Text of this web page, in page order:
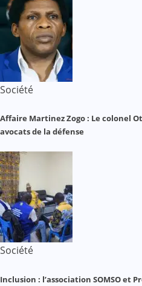
Société
Affaire Martinez Zogo : Le colonel
avocats de la défense
Société
Inclusion : l’association SOMSO